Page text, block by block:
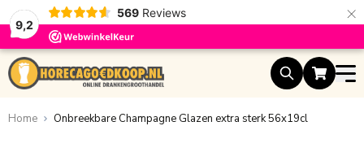
9,2
569 Reviews ×
Ga naar de inhoud
Home Onbreekbare Champagne Glazen extra sterk 56x19cl